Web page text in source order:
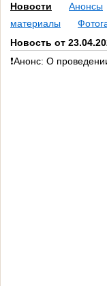
Новости Анонсы
материалы
Новость от
❗Анонс: О